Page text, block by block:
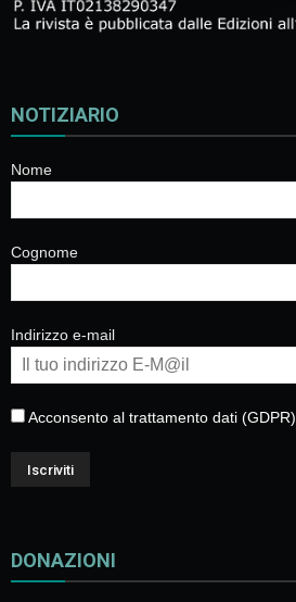
NOTIZIARIO
Nome
Cognome
Indirizzo e-mail
Acconsento al trattamento dati (GDPR)
DONAZIONI